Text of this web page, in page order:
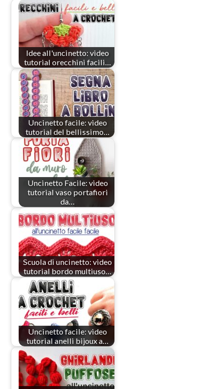
Idee all'uncinetto: video
tutorial orecchini facili…
Uncinetto facile: video
tutorial del bellissimo…
Uncinetto Facile: video
tutorial vaso portafiori
da…
Scuola di uncinetto: video
tutorial bordo multiuso…
Uncinetto facile: video
tutorial anelli bijoux a…